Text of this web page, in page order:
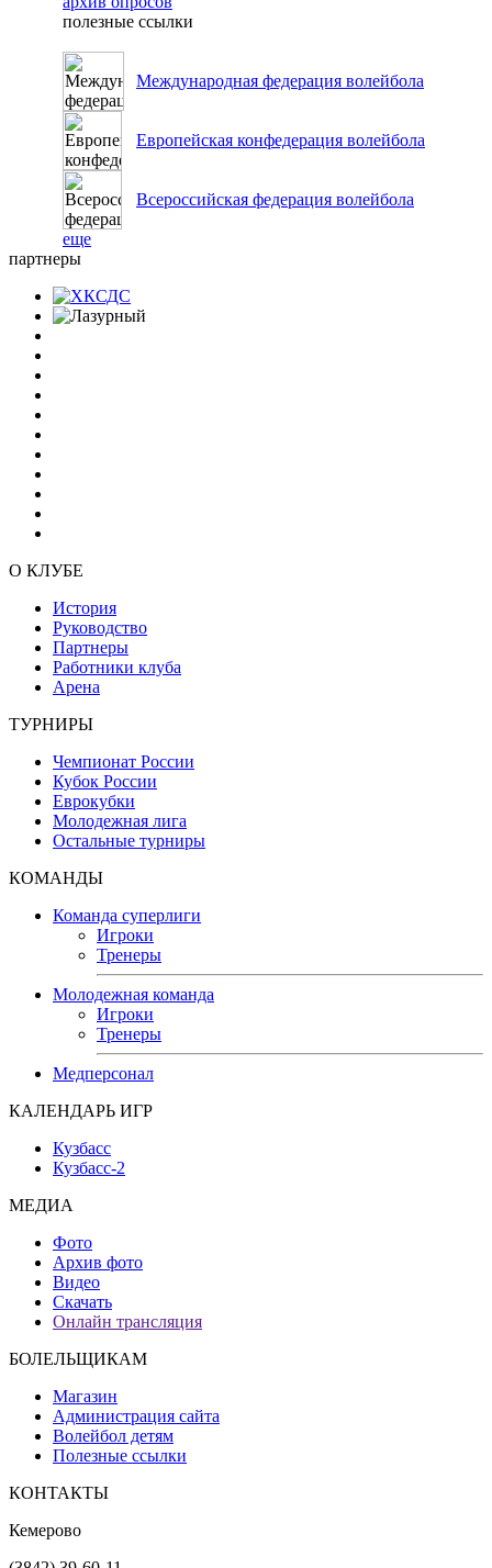
полезные ссылки
Международная федерация волейбола
Европейская конфедерация волейбола
Всероссийская федерация волейбола
еще
партнеры
О КЛУБЕ
История
Руководство
Партнеры
Работники клуба
Арена
ТУРНИРЫ
Чемпионат России
Кубок России
Еврокубки
Молодежная лига
Остальные турниры
КОМАНДЫ
Команда суперлиги
Игроки
Тренеры
Молодежная команда
Игроки
Тренеры
Медперсонал
КАЛЕНДАРЬ ИГР
Кузбасс
Кузбасс-2
МЕДИА
Фото
Архив фото
Видео
Скачать
Онлайн трансляция
БОЛЕЛЬЩИКАМ
Магазин
Администрация сайта
Волейбол детям
Полезные ссылки
КОНТАКТЫ
Кемерово